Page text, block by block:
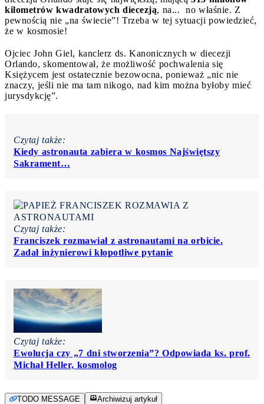
kilometrów kwadratowych diecezją, na... no właśnie. Z
pewnością nie „na świecie”! Trzeba w tej sytuacji powiedzieć,
że w kosmosie!
Ojciec John Giel, kanclerz ds. Kanonicznych w diecezji
Orlando, skomentował, że możliwość pochwalenia się
Księżycem jest ostatecznie bezowocna, ponieważ „nic nie
znaczy, jeśli nie ma tam nikogo, nad kim można byłoby mieć
jurysdykcję”.
Czytaj także:
Kiedy astronauta zabiera w kosmos Najświętszy
Sakrament…
Czytaj także:
Franciszek rozmawiał z astronautami na orbicie.
Zadał inżynierowi kłopotliwe pytanie
Czytaj także:
Ewolucja czy „7 dni stworzenia”? Odpowiada ks. prof.
Michał Heller, kosmolog
TODO MESSAGE Archiwizuj artykuł